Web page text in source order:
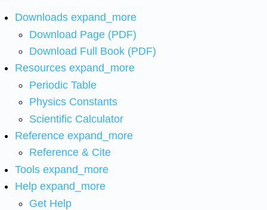
Downloads expand_more
Download Page (PDF)
Download Full Book (PDF)
Resources expand_more
Periodic Table
Physics Constants
Scientific Calculator
Reference expand_more
Reference & Cite
Tools expand_more
Help expand_more
Get Help